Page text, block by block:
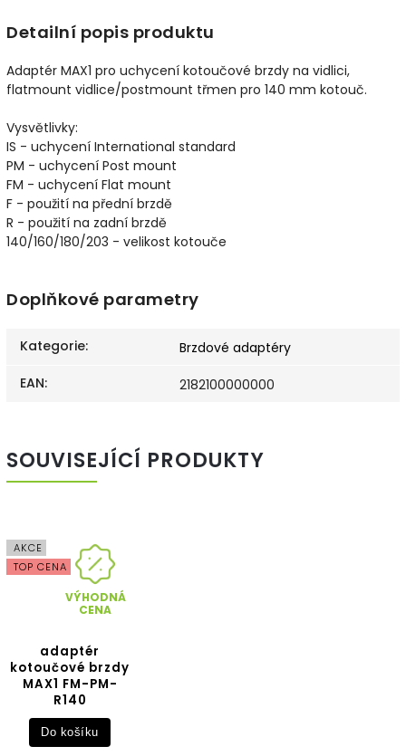
Detailní popis produktu
Adaptér MAX1 pro uchycení kotoučové brzdy na vidlici,
flatmount vidlice/postmount třmen pro 140 mm kotouč.
Vysvětlivky:
IS - uchycení International standard
PM - uchycení Post mount
FM - uchycení Flat mount
F - použití na přední brzdě
R - použití na zadní brzdě
140/160/180/203 - velikost kotouče
Doplňkové parametry
Kategorie:
Brzdové adaptéry
EAN: 2182100000000
SOUVISEJÍCÍ PRODUKTY
AKCE
TOP CENA
VÝHODNÁ
CENA
adaptér
kotoučové brzdy
MAX1 FM-PM-
R140
Do košíku